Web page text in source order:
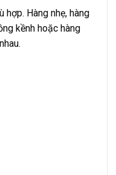
hợp. Hàng nhẹ, hàng
kềnh hoặc hàng